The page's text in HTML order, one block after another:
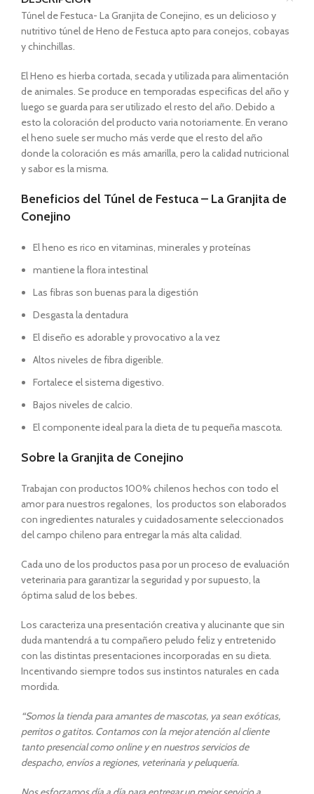
Túnel de Festuca- La Granjita de Conejino, es un delicioso y
nutritivo túnel de Heno de Festuca apto para conejos, cobayas
y chinchillas.
El Heno es hierba cortada, secada y utilizada para alimentación
de animales. Se produce en temporadas especificas del año y
luego se guarda para ser utilizado el resto del año. Debido a
esto la coloración del producto varia notoriamente. En verano
el heno suele ser mucho más verde que el resto del año
donde la coloración es más amarilla, pero la calidad nutricional
y sabor es la misma.
Beneficios del Túnel de Festuca – La Granjita de
Conejino
El heno es rico en vitaminas, minerales y proteínas
mantiene la flora intestinal
Las fibras son buenas para la digestión
Desgasta la dentadura
El diseño es adorable y provocativo a la vez
Altos niveles de fibra digerible.
Fortalece el sistema digestivo.
Bajos niveles de calcio.
El componente ideal para la dieta de tu pequeña mascota.
Sobre la Granjita de Conejino
Trabajan con productos 100% chilenos hechos con todo el
amor para nuestros regalones, los productos son elaborados
con ingredientes naturales y cuidadosamente seleccionados
del campo chileno para entregar la más alta calidad.
Cada uno de los productos pasa por un proceso de evaluación
veterinaria para garantizar la seguridad y por supuesto, la
óptima salud de los bebes.
Los caracteriza una presentación creativa y alucinante que sin
duda mantendrá a tu compañero peludo feliz y entretenido
con las distintas presentaciones incorporadas en su dieta.
Incentivando siempre todos sus instintos naturales en cada
mordida.
“Somos la tienda para amantes de mascotas, ya sean exóticas,
perritos o gatitos. Contamos con la mejor atención al cliente
tanto presencial como online y en nuestros servicios de
despacho, envíos a regiones, veterinaria y peluquería.